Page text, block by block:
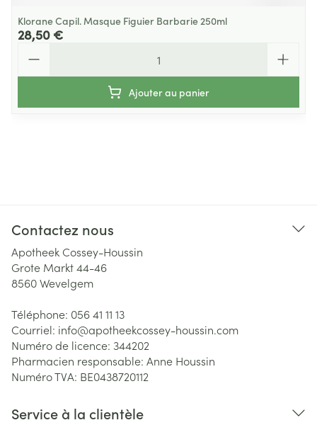
Klorane Capil. Masque Figuier Barbarie 250ml
28,50 €
Ajouter au panier
Contactez nous
Apotheek Cossey-Houssin
Grote Markt 44-46
8560Wevelgem
Téléphone: 056 41 11 13
Courriel: info@apotheekcossey-houssin.com
Numéro de licence: 344202
Pharmacien responsable: Anne Houssin
Numéro TVA: BE0438720112
Service à la clientèle